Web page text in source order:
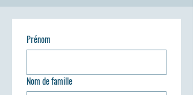
Prénom
Nom de famille